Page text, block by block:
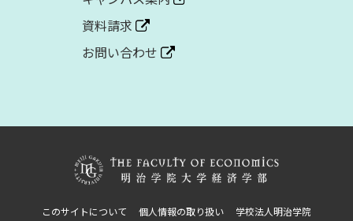
資料請求
お問い合わせ
このサイトについて 個人情報の取り扱い 学校法人明治学院